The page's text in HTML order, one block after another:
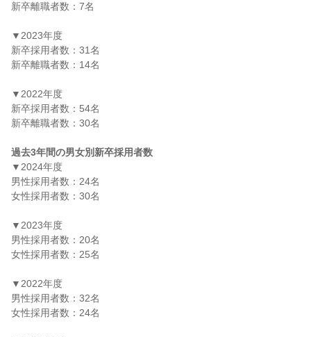
新卒離職者数：7名
▼2023年度
新卒採用者数：31名
新卒離職者数：14名
▼2022年度
新卒採用者数：54名
新卒離職者数：30名
過去3年間の男女別新卒採用者数
▼2024年度
男性採用者数：24名
女性採用者数：30名
▼2023年度
男性採用者数：20名
女性採用者数：25名
▼2022年度
男性採用者数：32名
女性採用者数：24名